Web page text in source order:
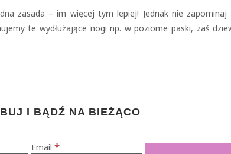
zasada – im więcej tym lepiej! Jednak nie
te wydłużające nogi np. w poziome paski, zaś
I BĄDŹ NA BIEŻĄCO
Email*